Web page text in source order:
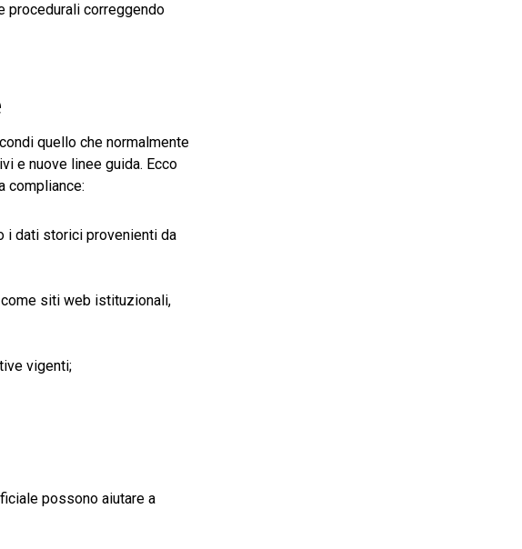
procedurali correggendo
quello che normalmente
e nuove linee guida. Ecco
compliance:
i dati storici provenienti da
siti web istituzionali,
vigenti;
possono aiutare a